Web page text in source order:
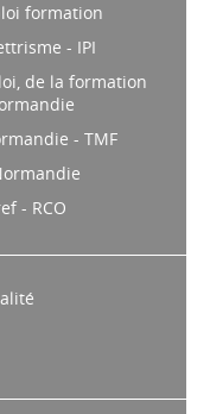
formation
- IPI
de la formation
- TMF
- RCO